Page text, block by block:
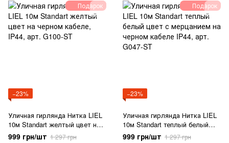
Подарок
−23%
Уличная гирлянда Нитка LIEL
10м Standart желтый цвет на
черном кабеле, IP44, арт.
999 грн/шт 1 297 грн
Подарок
−23%
Уличная гирлянда Нитка LIEL
10м Standart теплый белый
цвет с мерцанием на черном
999 грн/шт 1 297 грн